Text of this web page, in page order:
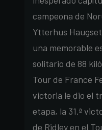
campeona de
Ytterhus
una memorable
solitario de 88
Tour de France
victoria le dio el
etapa, la 31.ª
de Ridley en el